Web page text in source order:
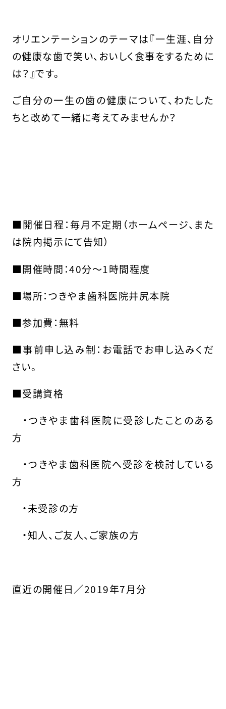
オリエンテーションのテーマは『一生涯、自分
の健康な歯で笑い、おいしく食事をするために
は？』です。
ご自分の一生の歯の健康について、わたした
ちと改めて一緒に考えてみませんか？
■開催日程：毎月不定期（ホームページ、また
は院内掲示にて告知）
■開催時間：40分～1時間程度
■場所：つきやま歯科医院井尻本院
■参加費：無料
■事前申し込み制：お電話でお申し込みくだ
さい。
■受講資格
・つきやま歯科医院に受診したことのある
方
・つきやま歯科医院へ受診を検討している
方
・未受診の方
・知人、ご友人、ご家族の方
直近の開催日／2019年7月分